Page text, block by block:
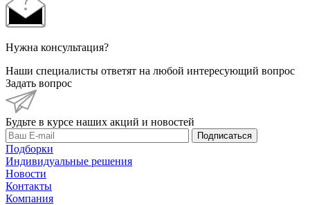
Нужна консультация?
Наши специалисты ответят на любой интересующий вопрос
Задать вопрос
Будьте в курсе наших акций и новостей
Подписаться
Подборки
Индивидуальные решения
Новости
Контакты
Компания